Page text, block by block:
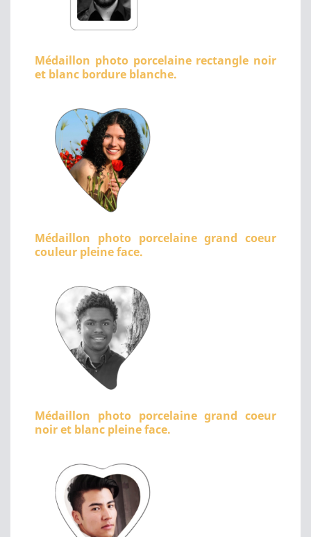
Médaillon photo porcelaine rectangle noir
et blanc bordure blanche.
Médaillon photo porcelaine grand coeur
couleur pleine face.
Médaillon photo porcelaine grand coeur
noir et blanc pleine face.